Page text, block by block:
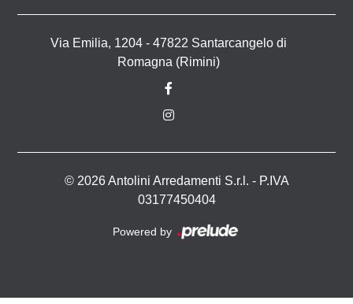
Via Emilia, 1204 - 47822 Santarcangelo di
Romagna (Rimini)
© 2026 Antolini Arredamenti S.r.l. - P.IVA
03177450404
Powered by